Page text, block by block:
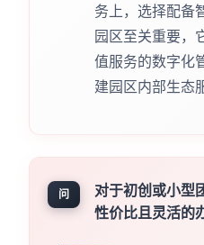
务上，选择配备
园区至关重要，
值服务的数字化
建园区内部生态
问
对于初创或小型
性价比且灵活的